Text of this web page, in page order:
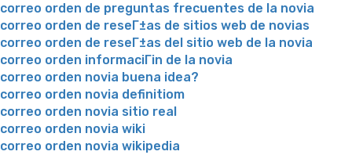
correo orden de preguntas frecuentes de la novia
correo orden de reseГ±as de sitios web de novias
correo orden de reseГ±as del sitio web de la novia
correo orden informaciГіn de la novia
correo orden novia buena idea?
correo orden novia definitiom
correo orden novia sitio real
correo orden novia wiki
correo orden novia wikipedia